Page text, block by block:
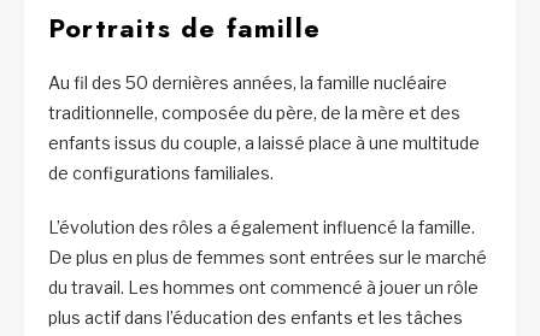
Portraits de famille
Au fil des 50 dernières années, la famille nucléaire
traditionnelle, composée du père, de la mère et des
enfants issus du couple, a laissé place à une multitude
de configurations familiales.
L’évolution des rôles a également influencé la famille.
De plus en plus de femmes sont entrées sur le marché
du travail. Les hommes ont commencé à jouer un rôle
plus actif dans l’éducation des enfants et les tâches